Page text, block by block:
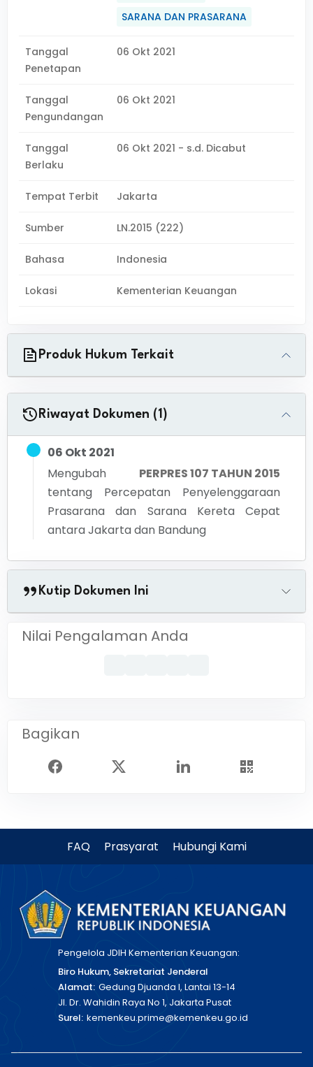
SARANA DAN PRASARANA
Tanggal
Penetapan
06 Okt 2021
Tanggal
Pengundangan
06 Okt 2021
Tanggal
Berlaku
06 Okt 2021 - s.d. Dicabut
Tempat Terbit Jakarta
Sumber LN.2015 (222)
Bahasa Indonesia
Lokasi Kementerian Keuangan
Produk Hukum Terkait
Riwayat Dokumen (1)
06 Okt 2021
Mengubah
PERPRES 107 TAHUN 2015
tentang Percepatan Penyelenggaraan
Prasarana dan Sarana Kereta Cepat
antara Jakarta dan Bandung
Kutip Dokumen Ini
Nilai Pengalaman Anda
Bagikan
FAQ Prasyarat Hubungi Kami
Pengelola JDIH Kementerian Keuangan:
Biro Hukum, Sekretariat Jenderal
Alamat: Gedung Djuanda I, Lantai 13-14
Jl. Dr. Wahidin Raya No 1, Jakarta Pusat
Surel: kemenkeu.prime@kemenkeu.go.id